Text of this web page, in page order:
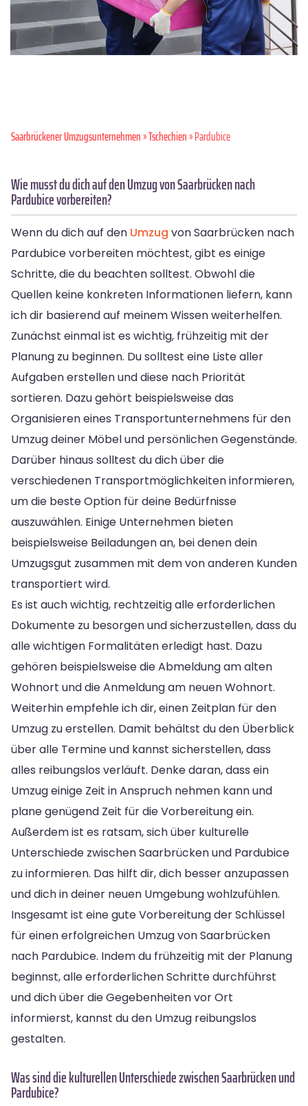
Saarbrückener Umzugsunternehmen»Tschechien» Pardubice
Wie musst du dich auf den Umzug von Saarbrücken nach
Pardubice vorbereiten?
Wenn du dich auf den Umzug von Saarbrücken nach
Pardubice vorbereiten möchtest, gibt es einige
Schritte, die du beachten solltest. Obwohl die
Quellen keine konkreten Informationen liefern, kann
ich dir basierend auf meinem Wissen weiterhelfen.
Zunächst einmal ist es wichtig, frühzeitig mit der
Planung zu beginnen. Du solltest eine Liste aller
Aufgaben erstellen und diese nach Priorität
sortieren. Dazu gehört beispielsweise das
Organisieren eines Transportunternehmens für den
Umzug deiner Möbel und persönlichen Gegenstände.
Darüber hinaus solltest du dich über die
verschiedenen Transportmöglichkeiten informieren,
um die beste Option für deine Bedürfnisse
auszuwählen. Einige Unternehmen bieten
beispielsweise Beiladungen an, bei denen dein
Umzugsgut zusammen mit dem von anderen Kunden
transportiert wird.
Es ist auch wichtig, rechtzeitig alle erforderlichen
Dokumente zu besorgen und sicherzustellen, dass du
alle wichtigen Formalitäten erledigt hast. Dazu
gehören beispielsweise die Abmeldung am alten
Wohnort und die Anmeldung am neuen Wohnort.
Weiterhin empfehle ich dir, einen Zeitplan für den
Umzug zu erstellen. Damit behältst du den Überblick
über alle Termine und kannst sicherstellen, dass
alles reibungslos verläuft. Denke daran, dass ein
Umzug einige Zeit in Anspruch nehmen kann und
plane genügend Zeit für die Vorbereitung ein.
Außerdem ist es ratsam, sich über kulturelle
Unterschiede zwischen Saarbrücken und Pardubice
zu informieren. Das hilft dir, dich besser anzupassen
und dich in deiner neuen Umgebung wohlzufühlen.
Insgesamt ist eine gute Vorbereitung der Schlüssel
für einen erfolgreichen Umzug von Saarbrücken
nach Pardubice. Indem du frühzeitig mit der Planung
beginnst, alle erforderlichen Schritte durchführst
und dich über die Gegebenheiten vor Ort
informierst, kannst du den Umzug reibungslos
gestalten.
Was sind die kulturellen Unterschiede zwischen Saarbrücken und
Pardubice?